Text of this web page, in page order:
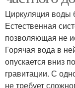
Циркуляция воды
Естественная
позволяющая не
Горячая вода в
опускается вниз
гравитации. С
не требует